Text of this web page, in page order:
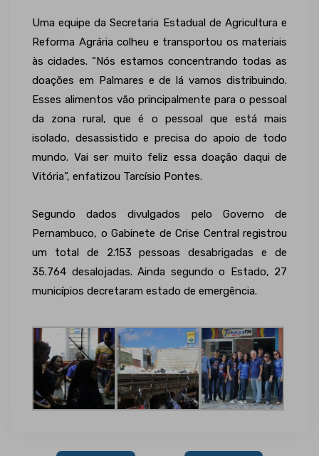
Uma equipe da Secretaria Estadual de Agricultura e
Reforma Agrária colheu e transportou os materiais
às cidades. “Nós estamos concentrando todas as
doações em Palmares e de lá vamos distribuindo.
Esses alimentos vão principalmente para o pessoal
da zona rural, que é o pessoal que está mais
isolado, desassistido e precisa do apoio de todo
mundo. Vai ser muito feliz essa doação daqui de
Vitória”, enfatizou Tarcísio Pontes.
Segundo dados divulgados pelo Governo de
Pernambuco, o Gabinete de Crise Central registrou
um total de 2.153 pessoas desabrigadas e de
35.764 desalojadas. Ainda segundo o Estado, 27
municípios decretaram estado de emergência.